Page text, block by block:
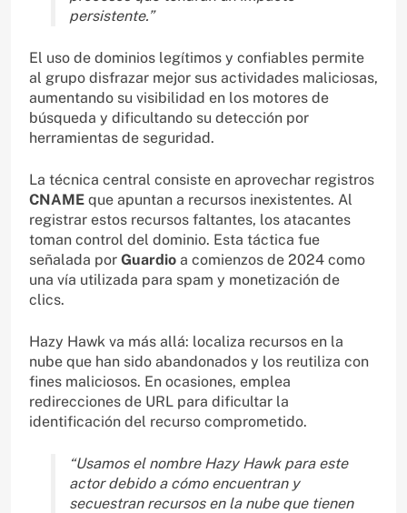
persistente.”
El uso de dominios legítimos y confiables permite
al grupo disfrazar mejor sus actividades maliciosas,
aumentando su visibilidad en los motores de
búsqueda y dificultando su detección por
herramientas de seguridad.
La técnica central consiste en aprovechar registros
CNAME que apuntan a recursos inexistentes. Al
registrar estos recursos faltantes, los atacantes
toman control del dominio. Esta táctica fue
señalada por Guardio a comienzos de 2024 como
una vía utilizada para spam y monetización de
clics.
Hazy Hawk va más allá: localiza recursos en la
nube que han sido abandonados y los reutiliza con
fines maliciosos. En ocasiones, emplea
redirecciones de URL para dificultar la
identificación del recurso comprometido.
“Usamos el nombre Hazy Hawk para este
actor debido a cómo encuentran y
secuestran recursos en la nube que tienen